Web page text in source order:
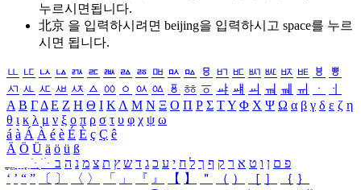
누르시면됩니다.
北京 을 입력하시려면 beijing을 입력하시고 space를 누르
시면 됩니다.
ㅥ ㅦ ㅧ ㅨ ㅩ ㅪ ㅫ ㅬ ㅭ ㅮ ㅯ ㅰ ㅱ ㅲ ㅳ ㅴ ㅵ ㅶ ㅷ ㅸ
ㅹ
ㅺ ㅻ ㅼ ㅽ ㅾ ㅿ ㆀ ㆁ ㆂ ㆃ ㆄ ㆅ ㆆ ㆇ ㆈ ㆉ ㆊ ㆋ ㆌ ㆍ
ㆎ
Α Β ΓΔ Ε Ζ Η Θ Ι ΚΛ Μ Ν Ξ Ο Π Ρ Σ ΤΥ Φ Χ Ψ Ω α β γ δ ε ζ η
θ ι κ λ μ ν ξ ο π ρ σ τ υ φ χ ψ ω
á à Á À é è É È ç Ç ê
Ä Ö Ü ä ö ü ß
ִֶֹ ֻּ ׁׂ פ ם ן ו ט א ר ק ף ך ל ח י ע כ ג ד ש ץ ת צ מ נ ה ב
‘ ’ “ ” 〔 〕 〈 〉 「 」 『 』 【 】 ＂ （ ） ［ ］ ｛ ｝